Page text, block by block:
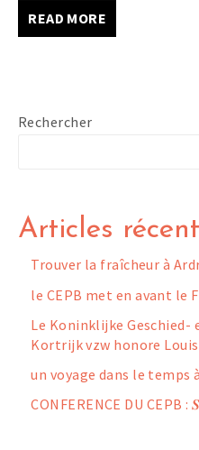
READ MORE
Rechercher
Articles
Trouver la fraîcheur à
le CEPB met en avant le
Le Koninklijke Geschied-
Kortrijk vzw honore Louis
un voyage dans le temps
CONFERENCE DU CEPB :